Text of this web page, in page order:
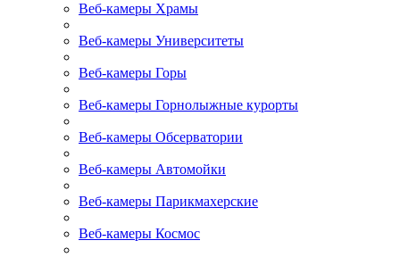
Веб-камеры Храмы
Веб-камеры Университеты
Веб-камеры Горы
Веб-камеры Горнолыжные курорты
Веб-камеры Обсерватории
Веб-камеры Автомойки
Веб-камеры Парикмахерские
Веб-камеры Космос